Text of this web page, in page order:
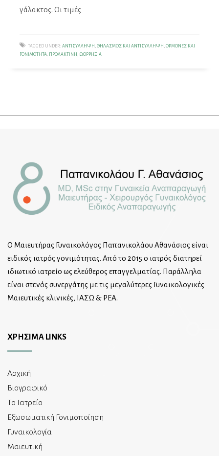
γάλακτος. Οι τιμές
TAGGED UNDER: ΑΝΤΙΣΎΛΛΗΨΗ , ΘΗΛΑΣΜΌΣ ΚΑΙ ΑΝΤΙΣΎΛΛΗΨΗ , ΟΡΜΌΝΕΣ ΚΑΙ
ΓΟΝΙΜΌΤΗΤΑ, ΠΡΟΛΑΚΤΊΝΗ , ΩΟΡΡΗΞΊΑ
Ο Μαιευτήρας Γυναικολόγος Παπανικολάου Αθανάσιος είναι
ειδικός ιατρός γονιμότητας. Από το 2015 ο ιατρός διατηρεί
ιδιωτικό ιατρείο ως ελεύθερος επαγγελματίας. Παράλληλα
είναι στενός συνεργάτης με τις μεγαλύτερες Γυναικολογικές –
Μαιευτικές κλινικές, ΙΑΣΩ & ΡΕΑ.
ΧΡΗΣΙΜΑ LINKS
Αρχική
Βιογραφικό
Το Ιατρείο
Εξωσωματική Γονιμοποίηση
Γυναικολογία
Μαιευτική